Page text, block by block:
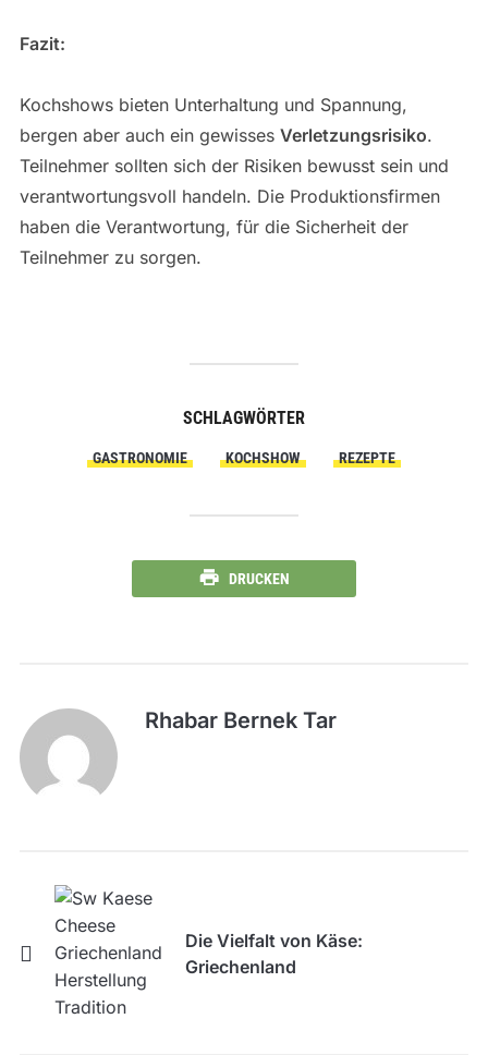
Fazit:
Kochshows bieten Unterhaltung und Spannung,
bergen aber auch ein gewisses Verletzungsrisiko.
Teilnehmer sollten sich der Risiken bewusst sein und
verantwortungsvoll handeln. Die Produktionsfirmen
haben die Verantwortung, für die Sicherheit der
Teilnehmer zu sorgen.
SCHLAGWÖRTER
GASTRONOMIE KOCHSHOW REZEPTE
DRUCKEN
Rhabar Bernek Tar
Die Vielfalt von Käse:
Griechenland